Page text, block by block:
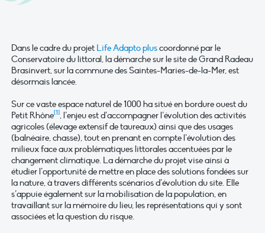
Dans le cadre du projet Life Adapto pluscoordonné par le
Conservatoire du littoral, la démarche sur le site de Grand Radeau
Brasinvert, sur la commune des Saintes-Maries-de-la-Mer, est
désormais lancée.
Sur ce vaste espace naturel de 1000 ha situé en bordure ouest du
Petit Rhône[1], l’enjeu est d’accompagner l’évolution des activités
agricoles (élevage extensif de taureaux) ainsi que des usages
(balnéaire, chasse), tout en prenant en compte l’évolution des
milieux face aux problématiques littorales accentuées par le
changement climatique. La démarche du projet vise ainsi à
étudier l’opportunité de mettre en place des solutions fondées sur
la nature, à travers différents scénarios d’évolution du site. Elle
s’appuie également sur la mobilisation de la population, en
travaillant sur la mémoire du lieu, les représentations qui y sont
associées et la question du risque.